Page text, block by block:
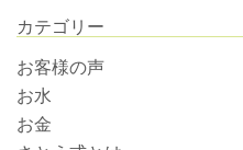
カテゴリー
お客様の声
お水
お金